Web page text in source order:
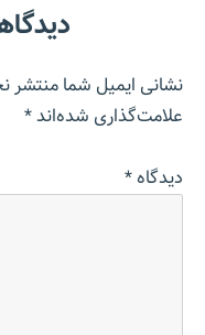
نشانی ایمیل شما منتشر
علامت‌گذاری شده‌اند*
دیدگاه*